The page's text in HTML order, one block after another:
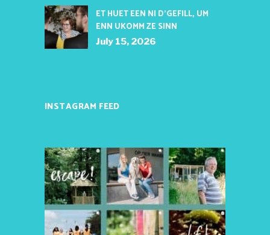
ET HUET EEN NI D’GEFILL, UM
ENN UKOMM ZE SINN
July 15, 2026
INSTAGRAM FEED